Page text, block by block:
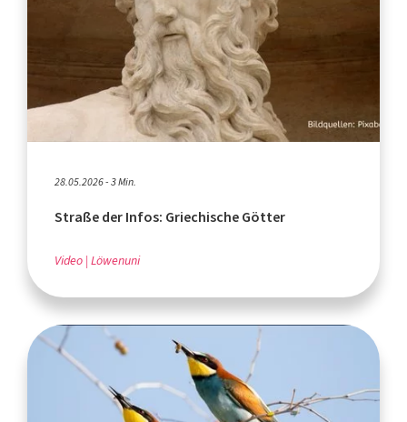
28.05.2026 - 3 Min.
Straße der Infos: Griechische Götter
Video Löwenuni